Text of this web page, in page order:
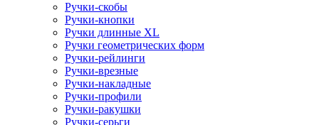
Ручки-скобы
Ручки-кнопки
Ручки длинные XL
Ручки геометрических форм
Ручки-рейлинги
Ручки-врезные
Ручки-накладные
Ручки-профили
Ручки-ракушки
Ручки-серьги